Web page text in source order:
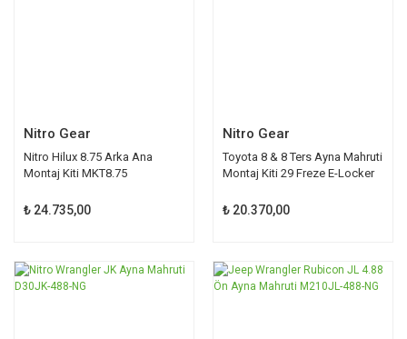
Nitro Gear
Nitro Hilux 8.75 Arka Ana
Montaj Kiti MKT8.75
₺ 24.735,00
Nitro Gear
Toyota 8 & 8 Ters Ayna Mahruti
Montaj Kiti 29 Freze E-Locker
₺ 20.370,00